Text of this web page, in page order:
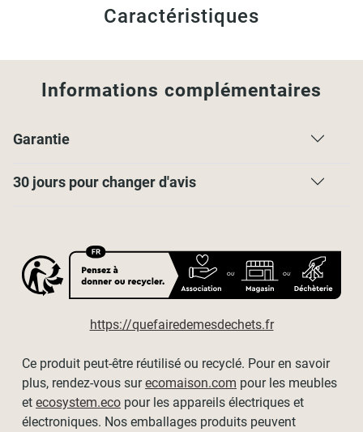
Caractéristiques des fixations sans
Lot defixations plastique sans perçagepour poser vos
stores sur le haut de l'ouvrant de la fenêtre.
poser vos stores sur tous types de fenêtres à ouverture
Pour lesstores vénitiens et les stores bateaux
inférieurs à
80cmde large,2 supportsde fixations sont suffisants.
de large, nous recommandons d'utiliser
L'usage des supports de fixations sans perçage n'est pas
conseillé pour des stores vénitiens ou bateaux de plus de
140cm de large.
Caractéristiques
Informations complémentaires
Garantie
30 jours pour changer d'avis
https://quefairedemesdechets.fr
Ce produit peut-être réutilisé ou recyclé. Pour en savoir
plus, rendez-vous surecomaison.com pour les meubles
et ecosystem.eco pour les appareils électriques et
électroniques. Nos emballages produits peuvent